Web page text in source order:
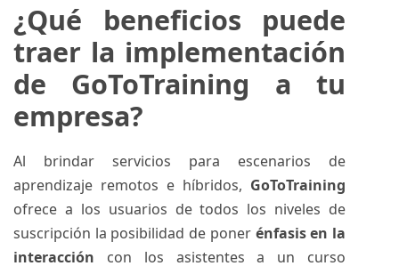
¿Qué beneficios puede
traer la implementación
de GoToTraining a tu
empresa?
Al brindar servicios para escenarios de
aprendizaje remotos e híbridos, GoToTraining
ofrece a los usuarios de todos los niveles de
suscripción la posibilidad de poner énfasis en la
interacción con los asistentes a un curso